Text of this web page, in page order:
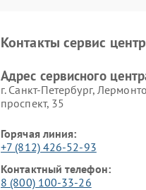
Контакты сервис
Адрес сервисного
г. Санкт-Петербург,
проспект, 35
Горячая линия:
+7 (812) 426-52-93
Контактный телефон:
8 (800) 100-33-26